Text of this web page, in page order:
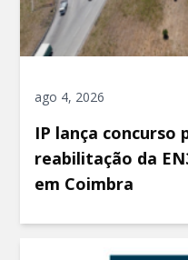
ago 4, 2026
IP lança concurso
reabilitação da
em Coimbra